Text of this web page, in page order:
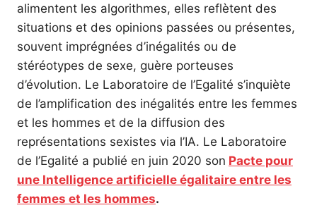
alimentent les algorithmes, elles reflètent des
situations et des opinions passées ou présentes,
souvent imprégnées d’inégalités ou de
stéréotypes de sexe, guère porteuses
d’évolution. Le Laboratoire de l’Egalité s’inquiète
de l’amplification des inégalités entre les femmes
et les hommes et de la diffusion des
représentations sexistes via l’IA. Le Laboratoire
de l’Egalité a publié en juin 2020 son Pacte pour
une Intelligence artificielle égalitaire entre les
femmes et les hommes.